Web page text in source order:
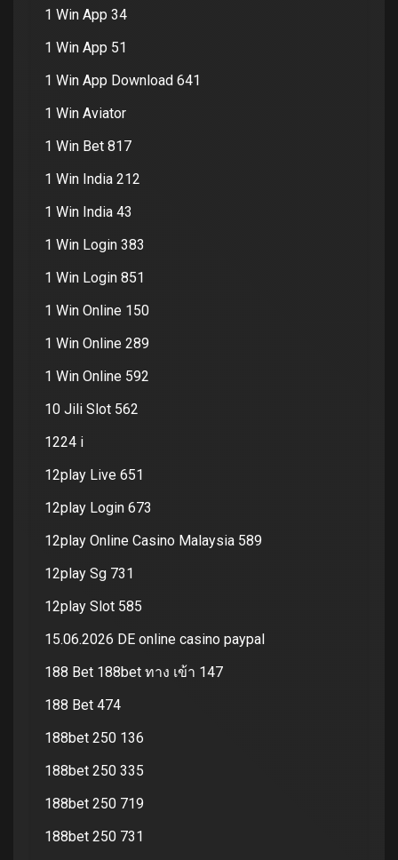
1 Win App 34
1 Win App 51
1 Win App Download 641
1 Win Aviator
1 Win Bet 817
1 Win India 212
1 Win India 43
1 Win Login 383
1 Win Login 851
1 Win Online 150
1 Win Online 289
1 Win Online 592
10 Jili Slot 562
1224 i
12play Live 651
12play Login 673
12play Online Casino Malaysia 589
12play Sg 731
12play Slot 585
15.06.2026 DE online casino paypal
188 Bet 188bet ทาง เข้า 147
188 Bet 474
188bet 250 136
188bet 250 335
188bet 250 719
188bet 250 731